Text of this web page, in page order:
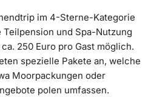
im 4-Sterne-Kategorie
und Spa-Nutzung
250 Euro pro Gast möglich.
spezielle Pakete an, welche
Moorpackungen oder
polen umfassen.